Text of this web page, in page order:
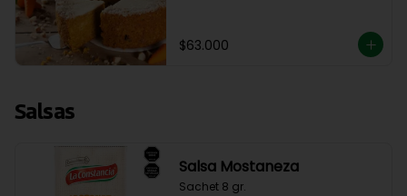
$63.000
Salsas
Salsa Mostaneza
Sachet 8 gr.